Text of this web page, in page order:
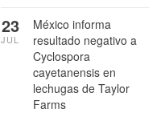
México informa
resultado negativo a
Cyclospora
cayetanensis en
lechugas de Taylor
Farms
23
JUL